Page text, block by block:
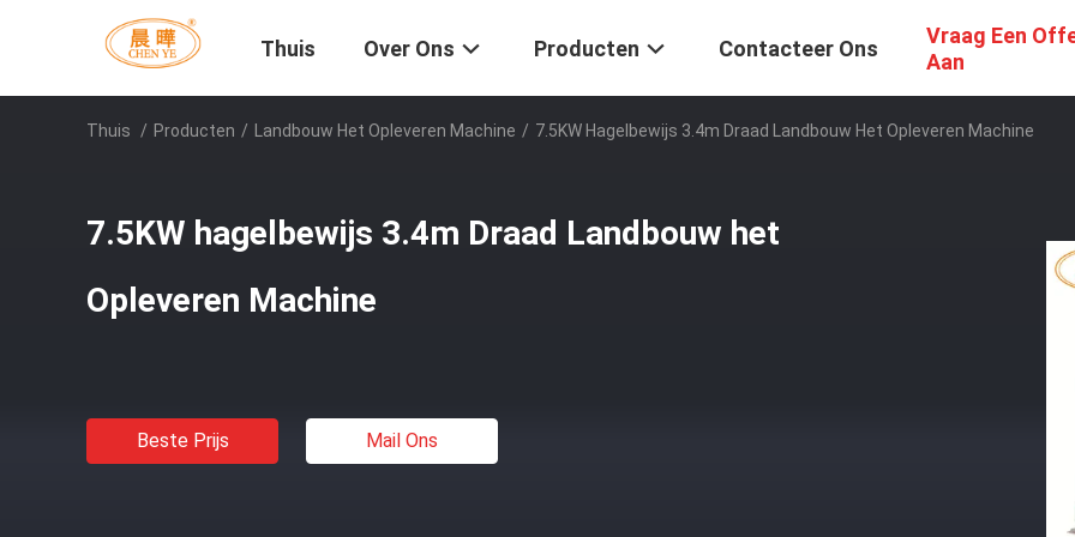
Thuis Over Ons Producten Contacteer Ons
Vraag Een
Aan
Thuis / Producten / Landbouw Het Opleveren Machine / 7.5KW Hagelbewijs 3.4m Draad Landbouw Het Opleveren Machine
7.5KW hagelbewijs 3.4m Draad Landbouw het
Opleveren Machine
Beste Prijs Mail Ons